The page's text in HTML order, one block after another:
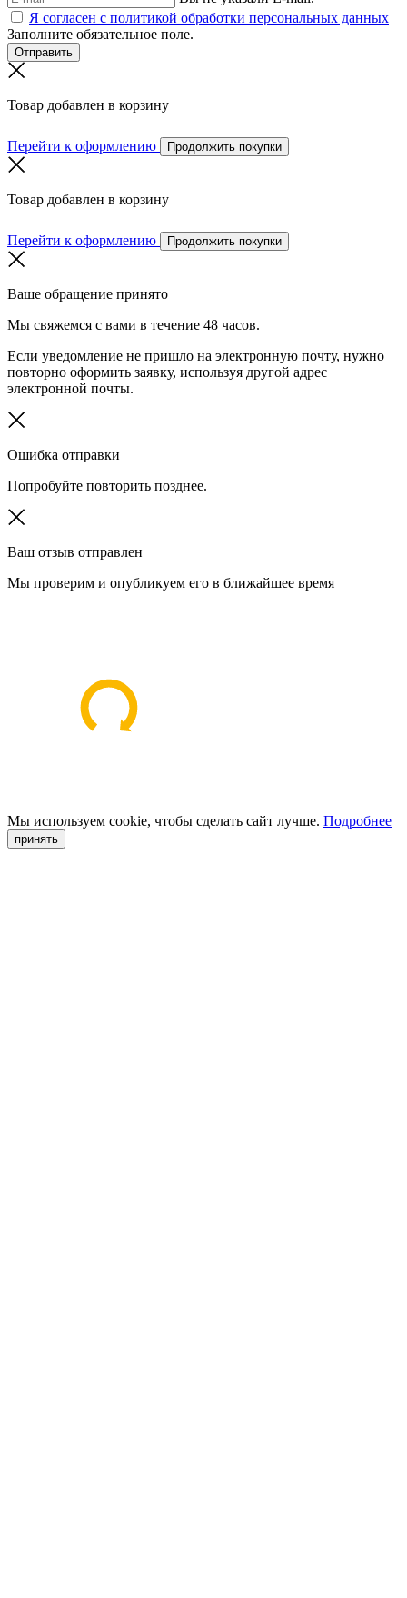
Я согласен с политикой обработки персональных данных
Заполните обязательное поле.
Отправить
Товар добавлен в корзину
Перейти к оформлению Продолжить покупки
Товар добавлен в корзину
Перейти к оформлению Продолжить покупки
Ваше обращение принято
Мы свяжемся с вами в течение 48 часов.
Если уведомление не пришло на электронную почту, нужно
повторно оформить заявку, используя другой адрес
электронной почты.
Ошибка отправки
Попробуйте повторить позднее.
Ваш отзыв отправлен
Мы проверим и опубликуем его в ближайшее время
Мы используем cookie, чтобы сделать сайт лучше. Подробнее
принять